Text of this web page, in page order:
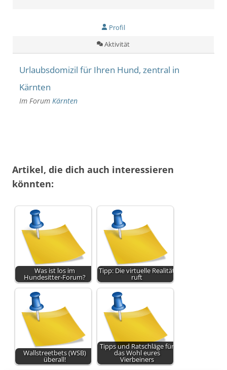
Profil
Aktivität
Urlaubsdomizil für Ihren Hund, zentral in
Kärnten
Im Forum Kärnten
Artikel, die dich auch interessieren
könnten:
Was ist los im
Hundesitter-Forum?
Tipp: Die virtuelle Realität
ruft
Wallstreetbets (WSB)
überall!
Tipps und Ratschläge für
das Wohl eures
Vierbeiners